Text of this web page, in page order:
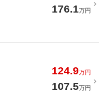
176.1万円
124.9万円
107.5万円